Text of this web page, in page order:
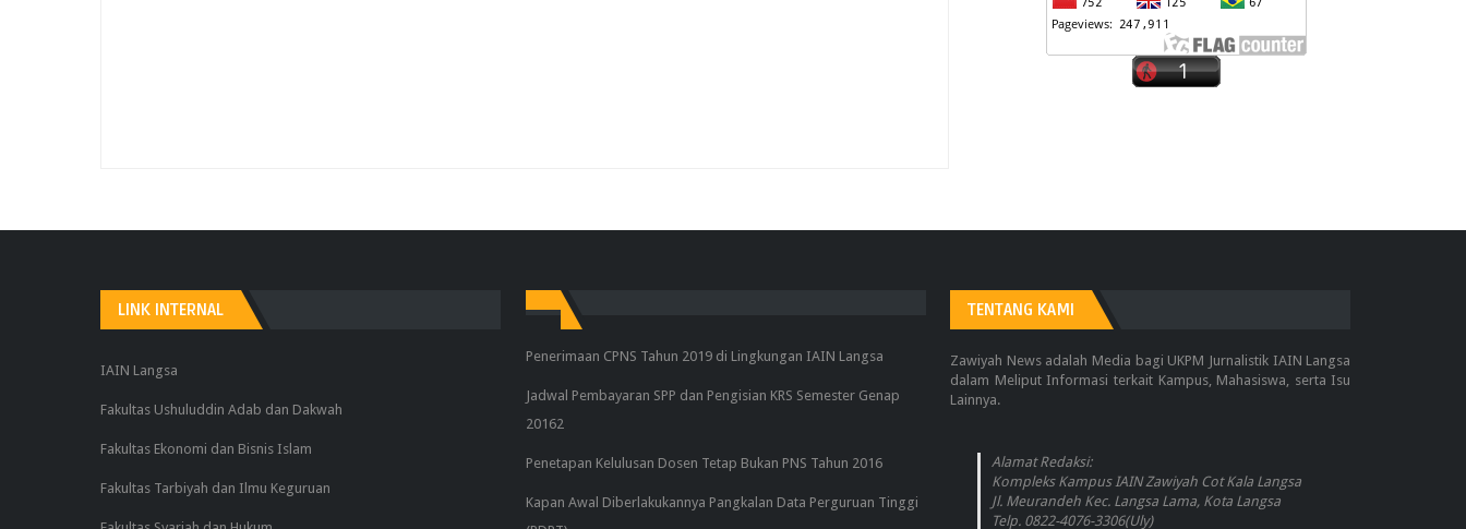
LINK INTERNAL
IAIN Langsa
Fakultas Ushuluddin Adab dan Dakwah
Fakultas Ekonomi dan Bisnis Islam
Fakultas Tarbiyah dan Ilmu Keguruan
Penerimaan CPNS Tahun 2019 di Lingkungan IAIN Langsa
Jadwal Pembayaran SPP dan Pengisian KRS Semester Genap
20162
Penetapan Kelulusan Dosen Tetap Bukan PNS Tahun 2016
Kapan Awal Diberlakukannya Pangkalan Data Perguruan Tinggi
TENTANG KAMI
Zawiyah News adalah Media bagi UKPM Jurnalistik IAIN Langsa
dalam Meliput Informasi terkait Kampus, Mahasiswa, serta Isu
Lainnya.
Alamat Redaksi:
Kompleks Kampus IAIN Zawiyah Cot Kala Langsa
Jl. Meurandeh Kec. Langsa Lama, Kota Langsa
Telp. 0822-4076-3306(Uly)